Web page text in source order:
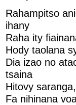
Rahampitso
ihany
Raha ity
Hody taolana
Dia izao no
tsaina
Hitovy
Fa nihinana